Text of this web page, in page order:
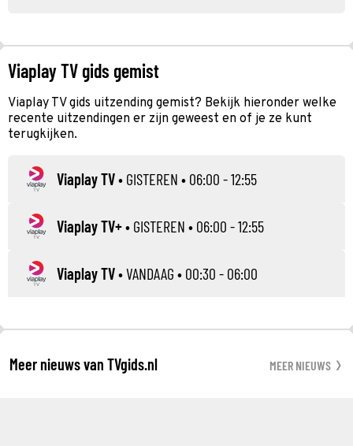
Viaplay TV gids gemist
Viaplay TV gids uitzending gemist? Bekijk hieronder welke
recente uitzendingen er zijn geweest en of je ze kunt
terugkijken.
Viaplay TV• GISTEREN • 06:00 - 12:55
Viaplay TV+• GISTEREN • 06:00 - 12:55
Viaplay TV•VANDAAG • 00:30 - 06:00
Meer nieuws van TVgids.nl MEER NIEUWS